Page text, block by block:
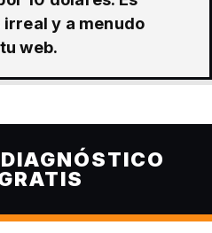
irreal y a menudo
web.